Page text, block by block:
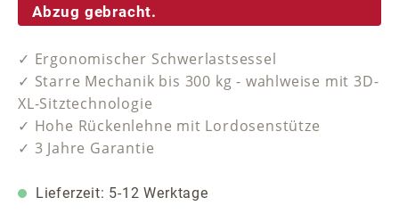
Abzug gebracht.
✓ Ergonomischer Schwerlastsessel
✓ Starre Mechanik bis 300 kg - wahlweise mit 3D-
XL-Sitztechnologie
✓ Hohe Rückenlehne mit Lordosenstütze
✓ 3 Jahre Garantie
Lieferzeit: 5-12 Werktage